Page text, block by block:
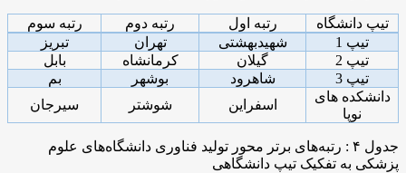
تیپ دانشگاه رتبه اول رتبه دوم
رتبه سوم
تیپ 1
شهیدبهشتی تهران
تبریز
تیپ 2
گیلان کرمانشاه
بابل
تیپ 3
شاهرود بوشهر
بم
دانشکده های
نوپا
اسفراین شوشتر سیرجان
جدول ۴ : رتبه‌های برتر محور تولید فناوری دانشگاه‌های علوم
پزشکی به تفکیک تیپ دانشگاهی